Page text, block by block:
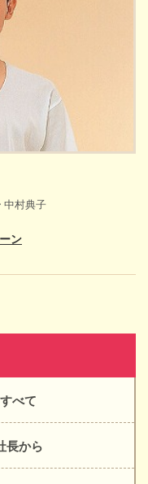
すべて
長から
中村典子
ン